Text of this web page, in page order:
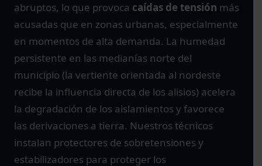
abruptos, lo que provoca caídas de tensión más
acusadas que en zonas urbanas, especialmente
en momentos de alta demanda. La humedad
persistente en las medianías norte del
municipio (la vertiente orientada al nordeste
recibe la influencia directa de los alisios) acelera
la degradación de los aislamientos y favorece
las derivaciones a tierra. Nuestros técnicos
instalan protectores de sobretensiones y
estabilizadores para proteger los